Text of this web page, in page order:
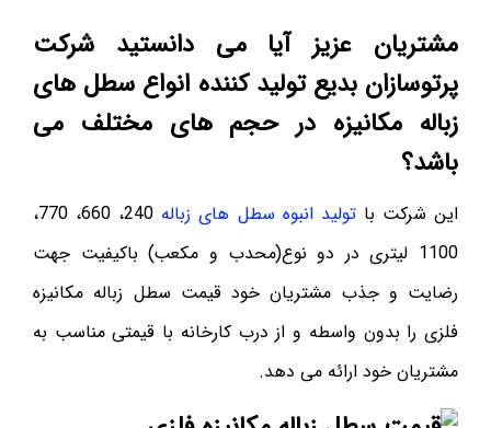
مشتریان عزیز آیا می دانستید شرکت
پرتوسازان بدیع تولید کننده انواع سطل های
زباله مکانیزه در حجم های مختلف می
باشد؟
این شرکت باتولید انبوه سطل های زباله
240، 660، 770،
1100 لیتری در دو نوع(محدب و مکعب) باکیفیت جهت
رضایت و جذب مشتریان خود قیمت سطل زباله مکانیزه
فلزی را بدون واسطه و از درب کارخانه با قیمتی مناسب به
مشتریان خود ارائه می دهد.